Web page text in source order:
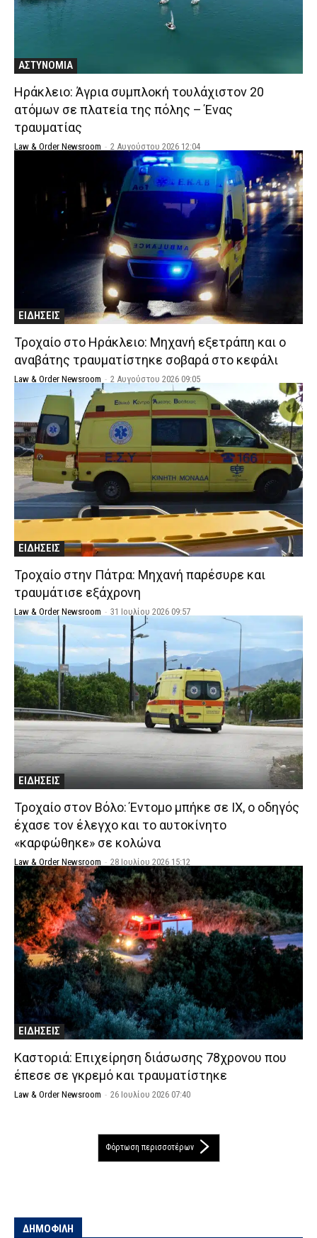
ΑΣΤΥΝΟΜΙΑ
Ηράκλειο: Άγρια συμπλοκή τουλάχιστον 20
ατόμων σε πλατεία της πόλης – Ένας
τραυματίας
Law & Order Newsroom - 2 Αυγούστου 2026 12:04
ΕΙΔΗΣΕΙΣ
Τροχαίο στο Ηράκλειο: Μηχανή εξετράπη και ο
αναβάτης τραυματίστηκε σοβαρά στο κεφάλι
Law & Order Newsroom - 2 Αυγούστου 2026 09:05
ΕΙΔΗΣΕΙΣ
Τροχαίο στην Πάτρα: Μηχανή παρέσυρε και
τραυμάτισε εξάχρονη
Law & Order Newsroom - 31 Ιουλίου 2026 09:57
ΕΙΔΗΣΕΙΣ
Τροχαίο στον Βόλο: Έντομο μπήκε σε IX, ο οδηγός
έχασε τον έλεγχο και το αυτοκίνητο
«καρφώθηκε» σε κολώνα
Law & Order Newsroom - 28 Ιουλίου 2026 15:12
ΕΙΔΗΣΕΙΣ
Καστοριά: Επιχείρηση διάσωσης 78χρονου που
έπεσε σε γκρεμό και τραυματίστηκε
Law & Order Newsroom - 26 Ιουλίου 2026 07:40
Φόρτωση περισσοτέρων
ΔΗΜΟΦΙΛΗ